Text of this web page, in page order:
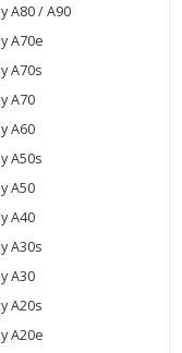
A80 / A90
A70e
A70s
A70
A60
A50s
A50
A40
A30s
A30
A20s
A20e